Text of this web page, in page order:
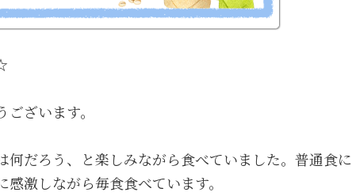
ざいます。
だろう、と楽しみながら食べていました。普通食に
激しながら毎食食べています。